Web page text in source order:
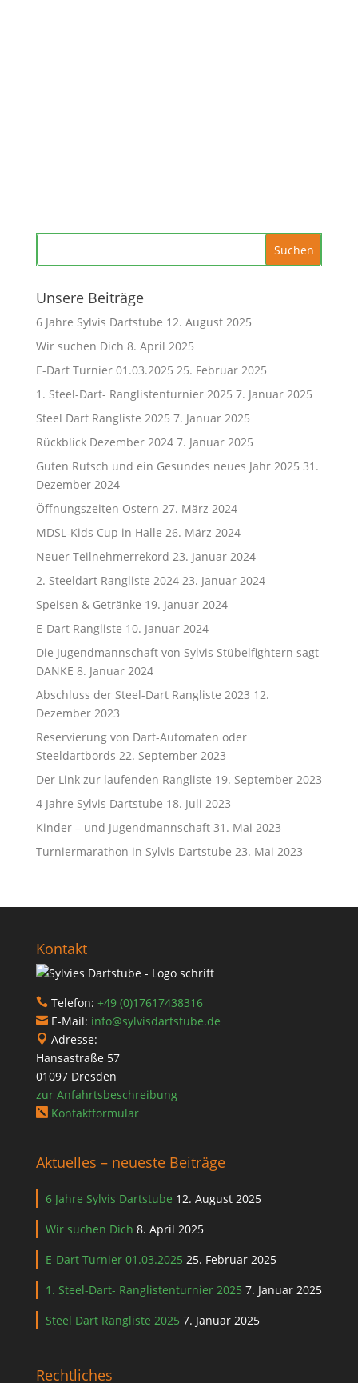
Unsere Beiträge
6 Jahre Sylvis Dartstube 12. August 2025
Wir suchen Dich 8. April 2025
E-Dart Turnier 01.03.2025 25. Februar 2025
1. Steel-Dart- Ranglistenturnier 2025 7. Januar 2025
Steel Dart Rangliste 2025 7. Januar 2025
Rückblick Dezember 2024 7. Januar 2025
Guten Rutsch und ein Gesundes neues Jahr 2025 31.
Dezember 2024
Öffnungszeiten Ostern 27. März 2024
MDSL-Kids Cup in Halle 26. März 2024
Neuer Teilnehmerrekord 23. Januar 2024
2. Steeldart Rangliste 2024 23. Januar 2024
Speisen & Getränke 19. Januar 2024
E-Dart Rangliste 10. Januar 2024
Die Jugendmannschaft von Sylvis Stübelfightern sagt
DANKE 8. Januar 2024
Abschluss der Steel-Dart Rangliste 2023 12.
Dezember 2023
Reservierung von Dart-Automaten oder
Steeldartbords 22. September 2023
Der Link zur laufenden Rangliste 19. September 2023
4 Jahre Sylvis Dartstube 18. Juli 2023
Kinder – und Jugendmannschaft 31. Mai 2023
Turniermarathon in Sylvis Dartstube 23. Mai 2023
Kontakt
Telefon: +49 (0)17617438316
E-Mail: info@sylvisdartstube.de
 Adresse:
Hansastraße 57
01097 Dresden
zur Anfahrtsbeschreibung
 Kontaktformular
Aktuelles – neueste Beiträge
6 Jahre Sylvis Dartstube 12. August 2025
Wir suchen Dich 8. April 2025
E-Dart Turnier 01.03.2025 25. Februar 2025
1. Steel-Dart- Ranglistenturnier 2025 7. Januar 2025
Steel Dart Rangliste 2025 7. Januar 2025
Rechtliches